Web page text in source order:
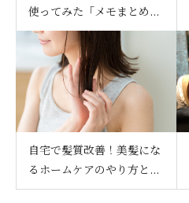
使ってみた「メモまとめ...
自宅で髪質改善！美髪にな
るホームケアのやり方と...